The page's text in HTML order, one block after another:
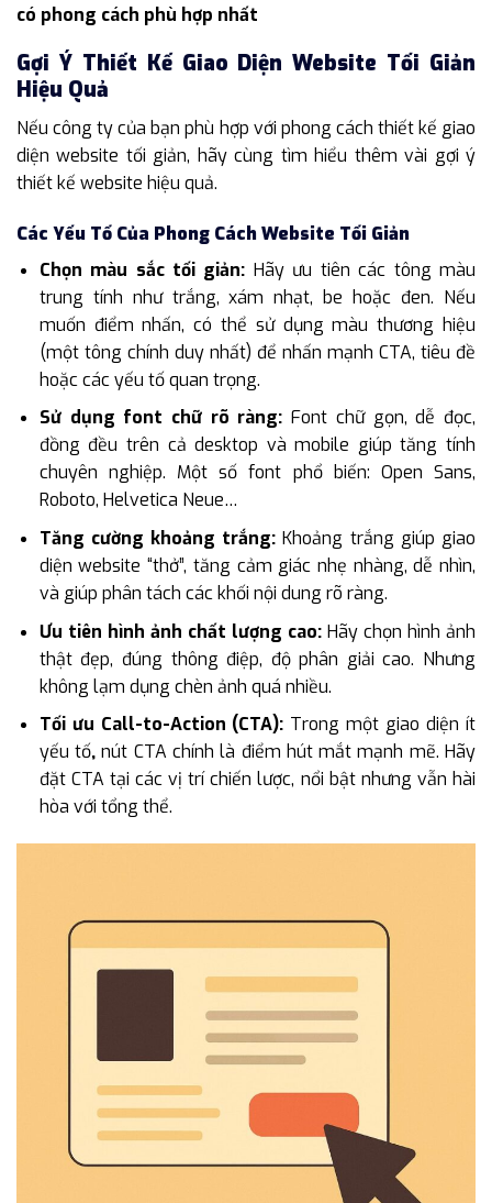
có phong cách phù hợp nhất
Gợi Ý Thiết Kế Giao Diện Website Tối Giản
Hiệu Quả
Nếu công ty của bạn phù hợp với phong cách thiết kế giao
diện website tối giản, hãy cùng tìm hiểu thêm vài gợi ý
thiết kế website hiệu quả.
Các Yếu Tố Của Phong Cách Website Tối Giản
Chọn màu sắc tối giản: Hãy ưu tiên các tông màu
trung tính như trắng, xám nhạt, be hoặc đen. Nếu
muốn điểm nhấn, có thể sử dụng màu thương hiệu
(một tông chính duy nhất) để nhấn mạnh CTA, tiêu đề
hoặc các yếu tố quan trọng.
Sử dụng font chữ rõ ràng:Font chữ gọn, dễ đọc,
đồng đều trên cả desktop và mobile giúp tăng tính
chuyên nghiệp. Một số font phổ biến: Open Sans,
Roboto, Helvetica Neue…
Tăng cường khoảng trắng:Khoảng trắng giúp giao
diện website “thở”, tăng cảm giác nhẹ nhàng, dễ nhìn,
và giúp phân tách các khối nội dung rõ ràng.
Ưu tiên hình ảnh chất lượng cao: Hãy chọn hình ảnh
thật đẹp, đúng thông điệp, độ phân giải cao. Nhưng
không lạm dụng chèn ảnh quá nhiều.
Tối ưu Call-to-Action (CTA): Trong một giao diện ít
yếu tố,nút CTA chính là điểm hút mắt mạnh mẽ. Hãy
đặt CTA tại các vị trí chiến lược, nổi bật nhưng vẫn hài
hòa với tổng thể.